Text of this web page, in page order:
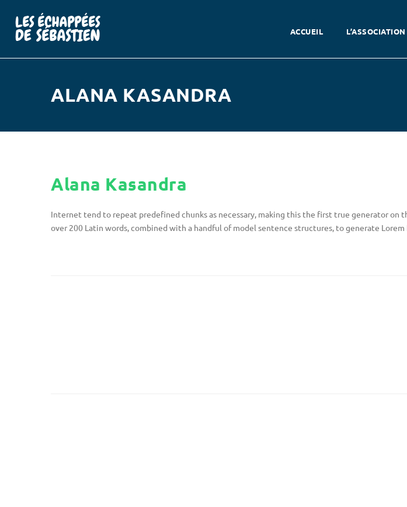
ACCUEIL L’ASSOCIATION
ALANA KASANDRA
Alana Kasandra
Internet tend to repeat predefined chunks as necessary, making this the first true generator on
over 200 Latin words, combined with a handful of model sentence structures, to generate Lorem